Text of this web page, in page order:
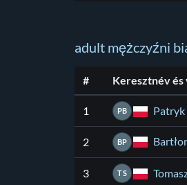
adult mężczyźni
# Keresztnév
1 PB Patryk
2 BP
3 TS